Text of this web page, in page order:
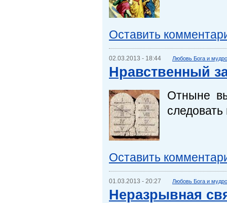
Оставить
02.03.2013 - 18:44 Любовь Бога и
Нравственный
Отныне
Оставить
01.03.2013 - 20:27 Любовь Бога и
Неразрывная